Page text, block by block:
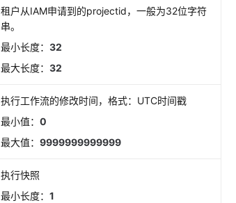
租户从IAM申请到的projectid，一般为32位字符
串。
最小长度：32
最大长度：32
执行工作流的修改时间，格式：UTC时间戳
最小值：0
最大值：9999999999999
执行快照
最小长度：1